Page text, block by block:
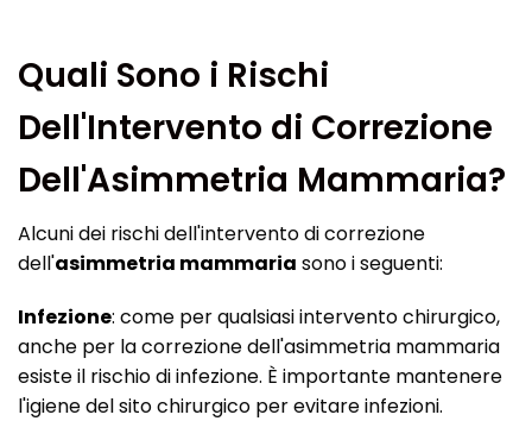
Quali Sono i Rischi
Dell'Intervento di Correzione
Dell'Asimmetria Mammaria?
Alcuni dei rischi dell'intervento di correzione
dell'asimmetria mammaria sono i seguenti:
Infezione: come per qualsiasi intervento chirurgico,
anche per la correzione dell'asimmetria mammaria
esiste il rischio di infezione. È importante mantenere
l'igiene del sito chirurgico per evitare infezioni.